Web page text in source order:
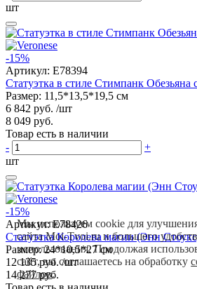
шт
-15%
Артикул: E78394
Статуэтка в стиле Стимпанк Обезьяна
Размер: 11,5*13,5*19,5 см
6 842 руб. /шт
8 049 руб.
Товар есть в наличии
-
+
шт
-15%
Артикул:E78426
Статуэтка Королева магии (Энн
Размер: 24*10,5*27 см
12 135 руб. /шт
14 277 руб.
Мы используем cookie для
сайта Moi-Tvoi.ru и большего
использования. Продолжая
сайт, вы соглашаетесь на обработку
файлов.